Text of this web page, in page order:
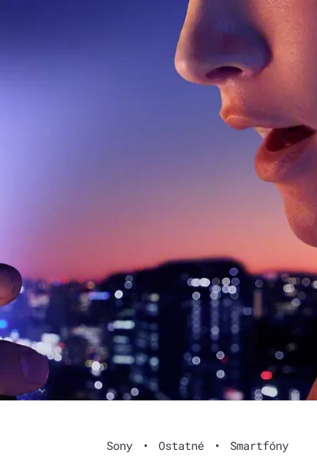
Sony • Ostatné • Smartfóny